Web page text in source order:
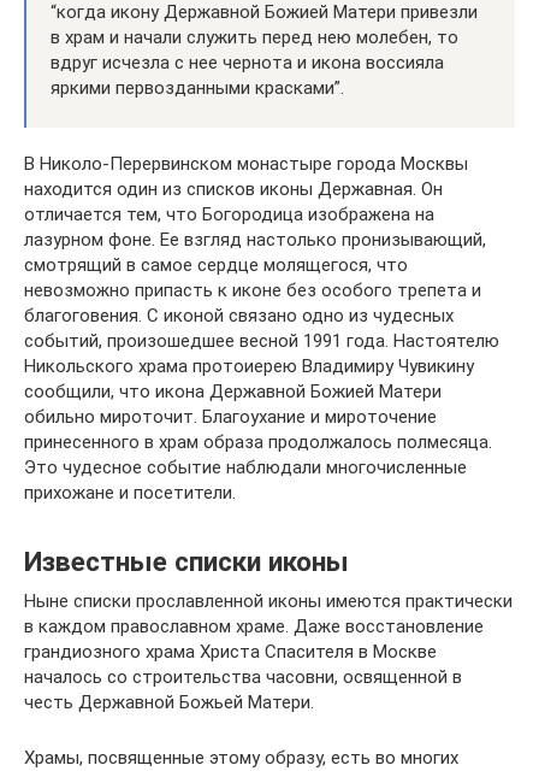
“когда икону Державной Божией Матери привезли
в храм и начали служить перед нею молебен, то
вдруг исчезла с нее чернота и икона воссияла
яркими первозданными красками”.
В Николо-Перервинском монастыре города Москвы
находится один из списков иконы Державная. Он
отличается тем, что Богородица изображена на
лазурном фоне. Ее взгляд настолько пронизывающий,
смотрящий в самое сердце молящегося, что
невозможно припасть к иконе без особого трепета и
благоговения. С иконой связано одно из чудесных
событий, произошедшее весной 1991 года. Настоятелю
Никольского храма протоиерею Владимиру Чувикину
сообщили, что икона Державной Божией Матери
обильно мироточит. Благоухание и мироточение
принесенного в храм образа продолжалось полмесяца.
Это чудесное событие наблюдали многочисленные
прихожане и посетители.
Известные списки иконы
Ныне списки прославленной иконы имеются практически
в каждом православном храме. Даже восстановление
грандиозного храма Христа Спасителя в Москве
началось со строительства часовни, освященной в
честь Державной Божьей Матери.
Храмы, посвященные этому образу, есть во многих